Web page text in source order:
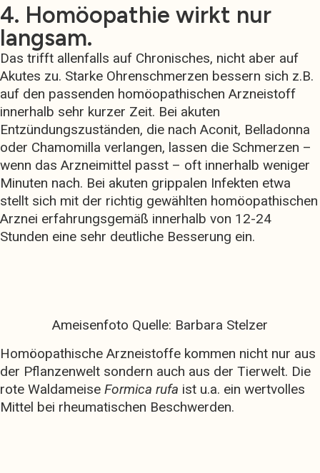
4. Homöopathie wirkt nur
langsam.
Das trifft allenfalls auf Chronisches, nicht aber auf
Akutes zu. Starke Ohrenschmerzen bessern sich z.B.
auf den passenden homöopathischen Arzneistoff
innerhalb sehr kurzer Zeit. Bei akuten
Entzündungszuständen, die nach Aconit, Belladonna
oder Chamomilla verlangen, lassen die Schmerzen –
wenn das Arzneimittel passt – oft innerhalb weniger
Minuten nach. Bei akuten grippalen Infekten etwa
stellt sich mit der richtig gewählten homöopathischen
Arznei erfahrungsgemäß innerhalb von 12-24
Stunden eine sehr deutliche Besserung ein.
Ameisenfoto Quelle: Barbara Stelzer
Homöopathische Arzneistoffe kommen nicht nur aus
der Pflanzenwelt sondern auch aus der Tierwelt. Die
rote Waldameise Formica rufa ist u.a. ein wertvolles
Mittel bei rheumatischen Beschwerden.